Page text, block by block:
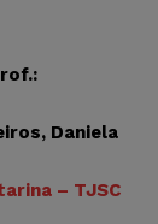
Daniela
– TJSC